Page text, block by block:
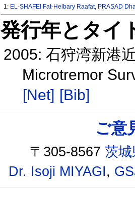
1: EL-SHAFEI Fat-Helbary Raafat, PRASAD
発行年とタイ
2005: 石狩湾新港
Microtremor
[Net] [Bib]
ご意
〒305-8567茨
Dr. Isoji MIYAGI,